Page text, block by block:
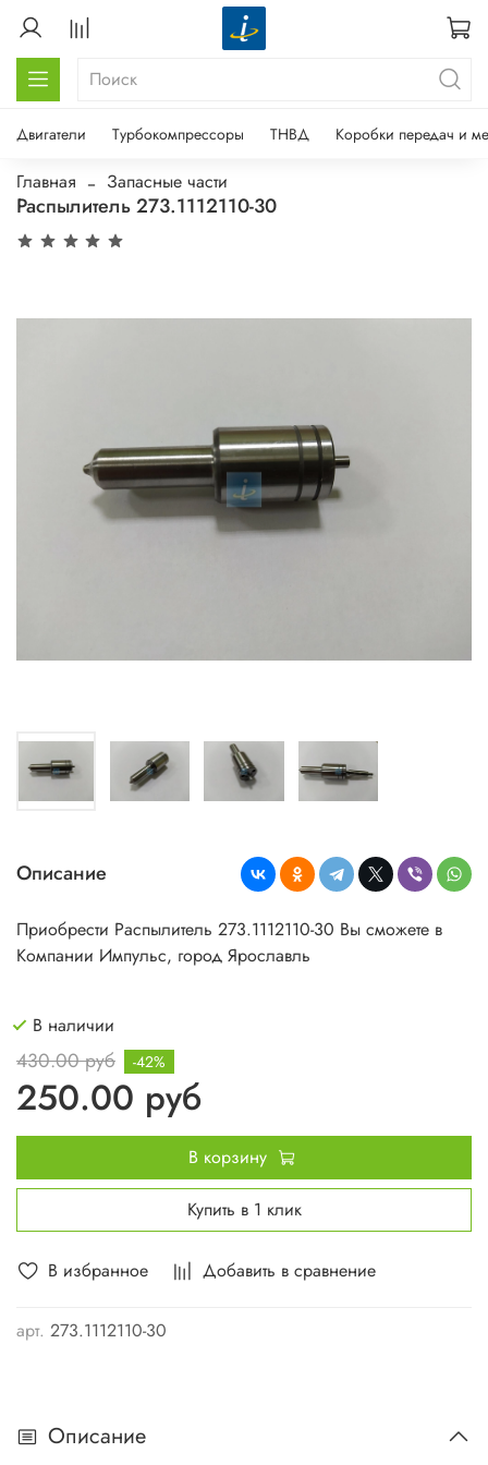
Двигатели Турбокомпрессоры ТНВД Коробки передач и
Главная Запасные части
Распылитель 273.1112110-30
В избранное Добавить в сравнение
арт. 273.1112110-30
Описание
Приобрести Распылитель 273.1112110-30 Вы сможете в
Компании Импульс, город Ярославль
В наличии
430.00 руб
250.00 руб
-42%
В корзину
Купить в 1 клик
Описание